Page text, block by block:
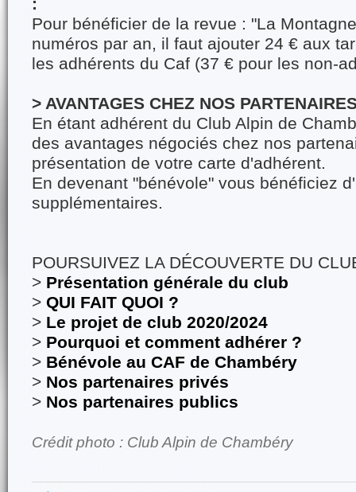
:
Pour bénéficier de la revue : "La
numéros par an, il faut ajouter 24 € aux
les adhérents du Caf (37 € pour les non-
> AVANTAGES CHEZ NOS
En étant adhérent du Club Alpin de
des avantages négociés chez nos
présentation de votre carte d'adhérent.
En devenant "bénévole" vous bénéficiez
supplémentaires.
POURSUIVEZ LA DÉCOUVERTE DU
> Présentation générale du club
> QUI FAIT QUOI ?
> Le projet de club 2020/2024
> Pourquoi et comment adhérer ?
> Bénévole au CAF de Chambéry
> Nos partenaires privés
> Nos partenaires publics
Crédit photo : Club Alpin de Chambéry